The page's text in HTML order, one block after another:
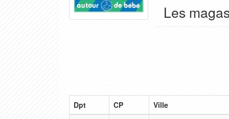
Les
Dpt CP
Ville